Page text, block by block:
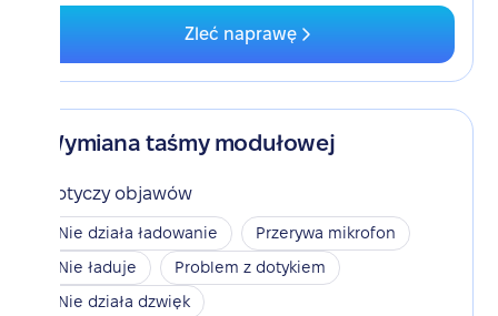
Zleć naprawę
Wymiana taśmy modułowej
Dotyczy objawów
Nie działa ładowanie
Przerywa mikrofon
Nie ładuje
Problem z dotykiem
Nie działa dzwięk